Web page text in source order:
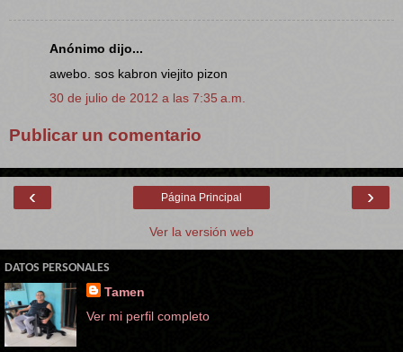
Anónimo dijo...
awebo. sos kabron viejito pizon
30 de julio de 2012 a las 7:35 a.m.
Publicar un comentario
‹ ›
Página Principal
Ver la versión web
DATOS PERSONALES
Tamen
Ver mi perfil completo